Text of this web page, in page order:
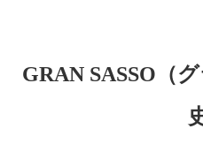
GRAN SASSO（